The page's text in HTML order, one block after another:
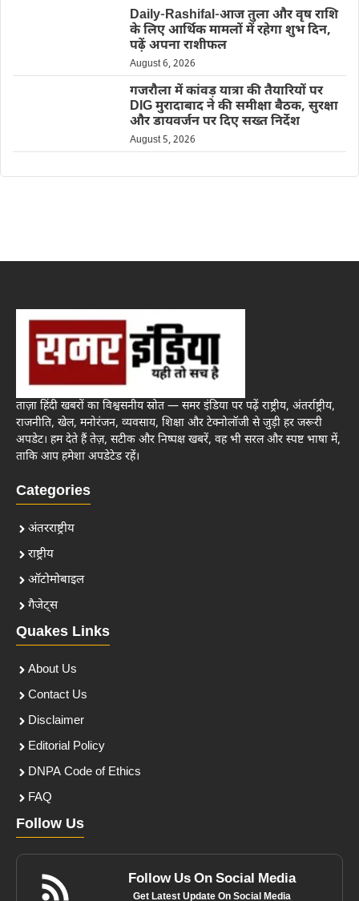
Daily-Rashifal-आज तुला और वृष राशि
के लिए आर्थिक मामलों में रहेगा शुभ दिन,
पढ़ें अपना राशीफल
August 6, 2026
गजरौला में कांवड़ यात्रा की तैयारियों पर
DIG मुरादाबाद ने की समीक्षा बैठक, सुरक्षा
और डायवर्जन पर दिए सख्त निर्देश
August 5, 2026
ताज़ा हिंदी खबरों का विश्वसनीय स्रोत — समर इंडिया पर पढ़ें राष्ट्रीय, अंतर्राष्ट्रीय,
राजनीति, खेल, मनोरंजन, व्यवसाय, शिक्षा और टेक्नोलॉजी से जुड़ी हर जरूरी
अपडेट। हम देते हैं तेज़, सटीक और निष्पक्ष खबरें, वह भी सरल और स्पष्ट भाषा में,
ताकि आप हमेशा अपडेटेड रहें।
Categories
अंतरराष्ट्रीय
राष्ट्रीय
ऑटोमोबाइल
गैजेट्स
Quakes Links
About Us
Contact Us
Disclaimer
Editorial Policy
DNPA Code of Ethics
FAQ
Follow Us
Follow Us On Social Media
Get Latest Update On Social Media